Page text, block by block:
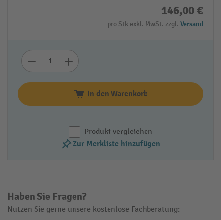
146,00 €
pro Stk exkl. MwSt. zzgl. Versand
In den Warenkorb
Produkt vergleichen
Zur Merkliste hinzufügen
Haben Sie Fragen?
Nutzen Sie gerne unsere kostenlose Fachberatung: